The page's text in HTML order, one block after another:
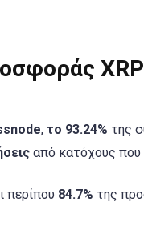
, το 93.24% της
από κατόχους που
περίπου 84.7% της